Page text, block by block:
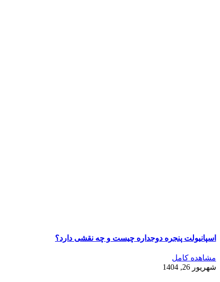
اسپانیولت پنجره دوجداره چیست و چه نقشی دارد؟
مشاهده کامل
شهریور 26, 1404